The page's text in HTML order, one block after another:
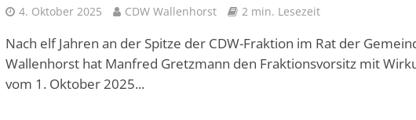
4. Oktober 2025 CDW Wallenhorst 2 min. Lesezeit
Nach elf Jahren an der Spitze der CDW-Fraktion im Rat der
Wallenhorst hat Manfred Gretzmann den Fraktionsvorsitz mit
vom 1. Oktober 2025...